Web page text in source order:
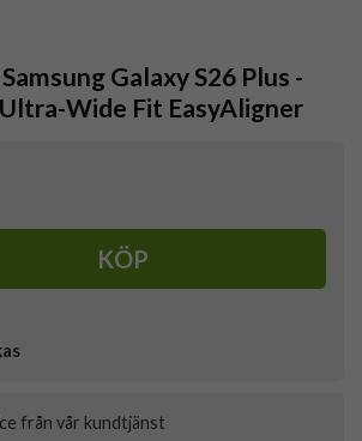
Galaxy S26 Plus -
Wide Fit EasyAligner
KÖP
från vår kundtjänst